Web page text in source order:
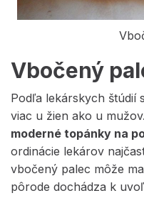
Vbočený
Podľa lekárskych štúdií
viac u žien ako u
moderné topánky na
ordinácie lekárov
vbočený palec môže
pôrode dochádza k